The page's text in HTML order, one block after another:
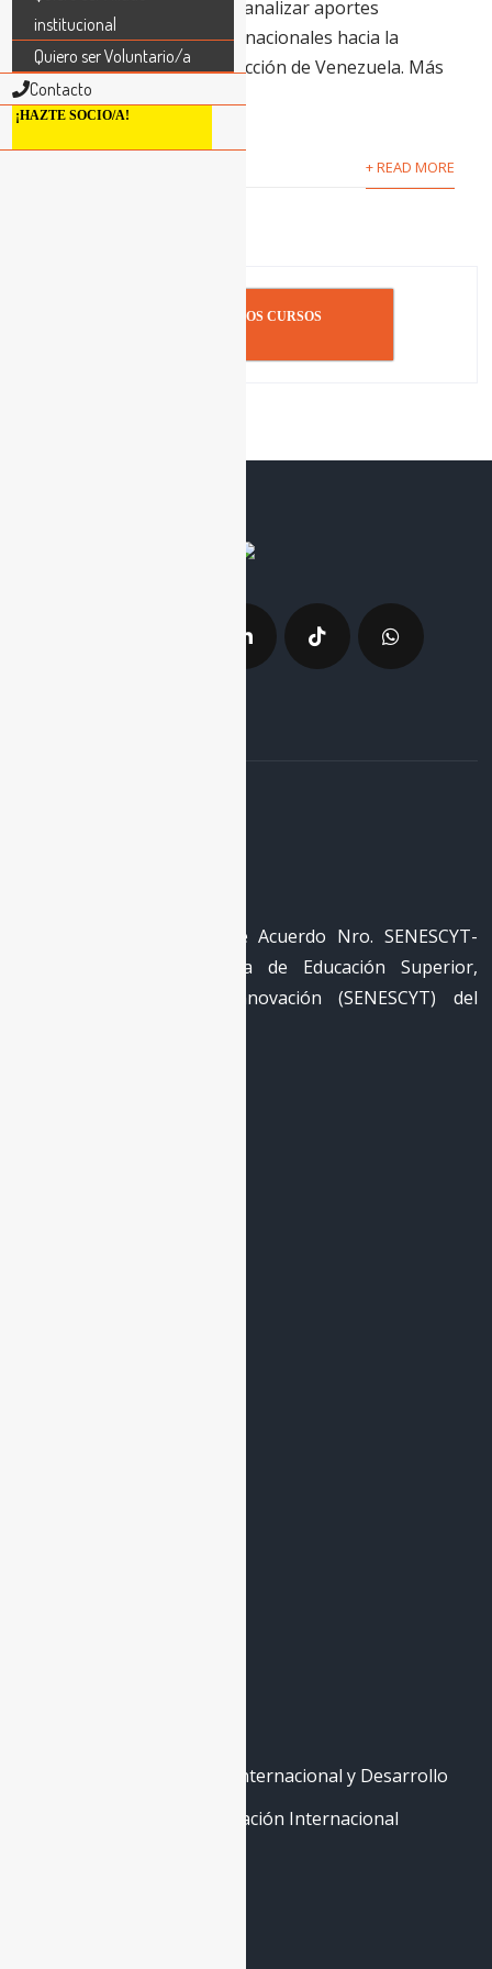
CAF creó un fondo para canalizar aportes
públicos, privados e internacionales hacia la
recuperación y reconstrucción de Venezuela. Más
allá...
+ READ MORE
INSCRIBIRSE A LOS CURSOS
REG-RED-18-0050 mediante Acuerdo Nro. SENESCYT-
2018-040 de la Secretaría de Educación Superior,
Ciencia, Tecnología e Innovación (SENESCYT) del
Máster de Cooperación Internacional y Desarrollo
Curso Abierto de Cooperación Internacional
institucional
Quiero ser Voluntario/a
Contacto
¡HAZTE SOCIO/A!